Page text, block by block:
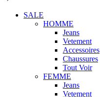
SALE
HOMME
Jeans
Vetement
Accessoires
Chaussures
Tout Voir
FEMME
Jeans
Vetement